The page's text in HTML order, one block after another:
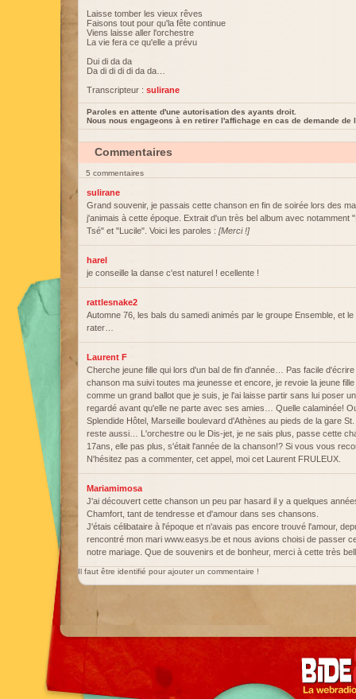
Laisse tomber les vieux rêves
Faisons tout pour qu'la fête continue
Viens laisse aller l'orchestre
La vie fera ce qu'elle a prévu
Dui di da da
Da di di di di da da…
Transcripteur : sulirane
Paroles en attente d'une autorisation des ayants droit.
Nous nous engageons à en retirer l'affichage en cas de demande de
Commentaires
5 commentaires
sulirane
Grand souvenir, je passais cette chanson en fin de soirée lors des
j'animais à cette époque. Extrait d'un très bel album avec notamment
Tsé" et "Lucile". Voici les paroles : [Merci !]
harel
je conseille la danse c'est naturel ! ecellente !
rattlesnake2
Automne 76, les bals du samedi animés par le groupe Ensemble, et
rater…
Laurent F
Cherche jeune fille qui lors d'un bal de fin d'année… Pas facile
chanson ma suivi toutes ma jeunesse et encore, je revoie la jeune
comme un grand ballot que je suis, je l'ai laisse partir sans lui poser
regardé avant qu'elle ne parte avec ses amies… Quelle calaminée!
Splendide Hôtel, Marseille boulevard d'Athènes au pieds de la gare
reste aussi… L'orchestre ou le Dis-jet, je ne sais plus, passe cette
17ans, elle pas plus, s'était l'année de la chanson!? Si vous vous
N'hésitez pas a commenter, cet appel, moi cet Laurent FRULEUX.
Mariamimosa
J'ai découvert cette chanson un peu par hasard il y a quelques
Chamfort, tant de tendresse et d'amour dans ses chansons.
J'étais célibataire à l'époque et n'avais pas encore trouvé l'amour,
rencontré mon mari www.easys.be et nous avions choisi de passer
notre mariage. Que de souvenirs et de bonheur, merci à cette très
Il faut être identifié pour ajouter un commentaire !